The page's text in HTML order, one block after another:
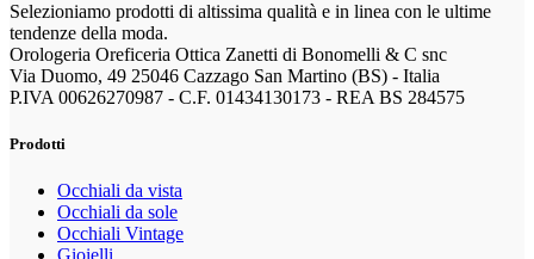
Selezioniamo prodotti di altissima qualità e in linea con le ultime
tendenze della moda.
Orologeria Oreficeria Ottica Zanetti di Bonomelli & C snc
Via Duomo, 49 25046 Cazzago San Martino (BS) - Italia
P.IVA 00626270987 - C.F. 01434130173 - REA BS 284575
Prodotti
Occhiali da vista
Occhiali da sole
Occhiali Vintage